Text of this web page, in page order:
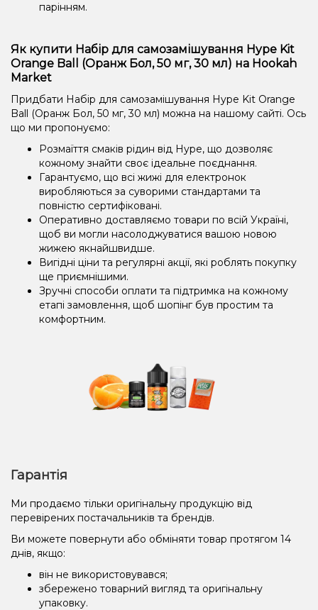
парінням.
Як купити Набір для самозамішування Hype Kit
Orange Ball (Оранж Бол, 50 мг, 30 мл) на Hookah
Market
Придбати Набір для самозамішування Hype Kit Orange
Ball (Оранж Бол, 50 мг, 30 мл) можна на нашому сайті. Ось
що ми пропонуємо:
Розмаїття смаків рідин від Hype, що дозволяє
кожному знайти своє ідеальне поєднання.
Гарантуємо, що всі жижі для електронок
виробляються за суворими стандартами та
повністю сертифіковані.
Оперативно доставляємо товари по всій Україні,
щоб ви могли насолоджуватися вашою новою
жижею якнайшвидше.
Вигідні ціни та регулярні акції, які роблять покупку
ще приємнішими.
Зручні способи оплати та підтримка на кожному
етапі замовлення, щоб шопінг був простим та
комфортним.
Гарантія
Ми продаємо тільки оригінальну продукцію від
перевірених постачальників та брендів.
Ви можете повернути або обміняти товар протягом 14
днів, якщо:
він не використовувався;
збережено товарний вигляд та оригінальну
упаковку.